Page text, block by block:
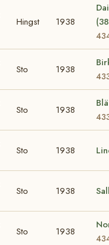
Hingst 1938
Sto 1938
Sto 1938
Sto 1938
Sto 1938
Sto 1938